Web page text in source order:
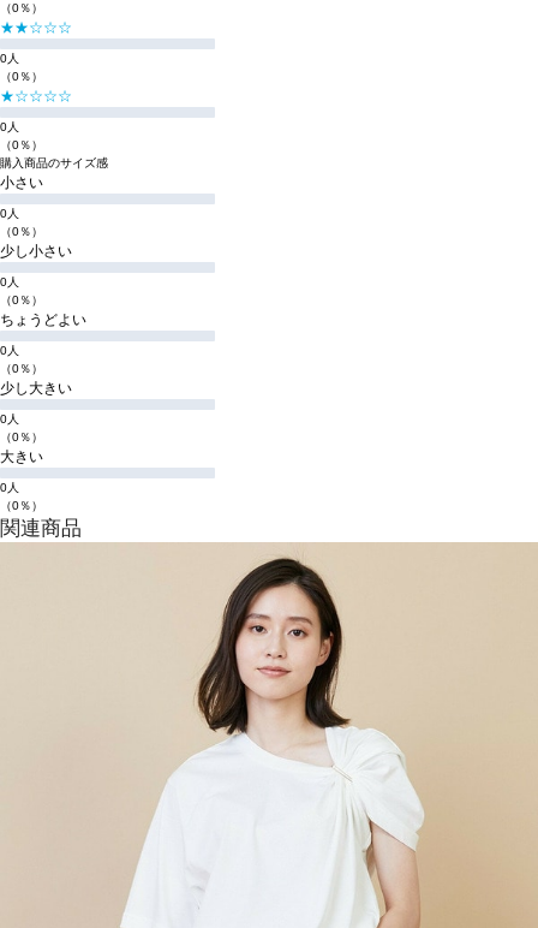
（0％）
★★☆☆☆
0人
（0％）
★☆☆☆☆
0人
（0％）
購入商品のサイズ感
小さい
0人
（0％）
少し小さい
0人
（0％）
ちょうどよい
0人
（0％）
少し大きい
0人
（0％）
大きい
0人
（0％）
関連商品